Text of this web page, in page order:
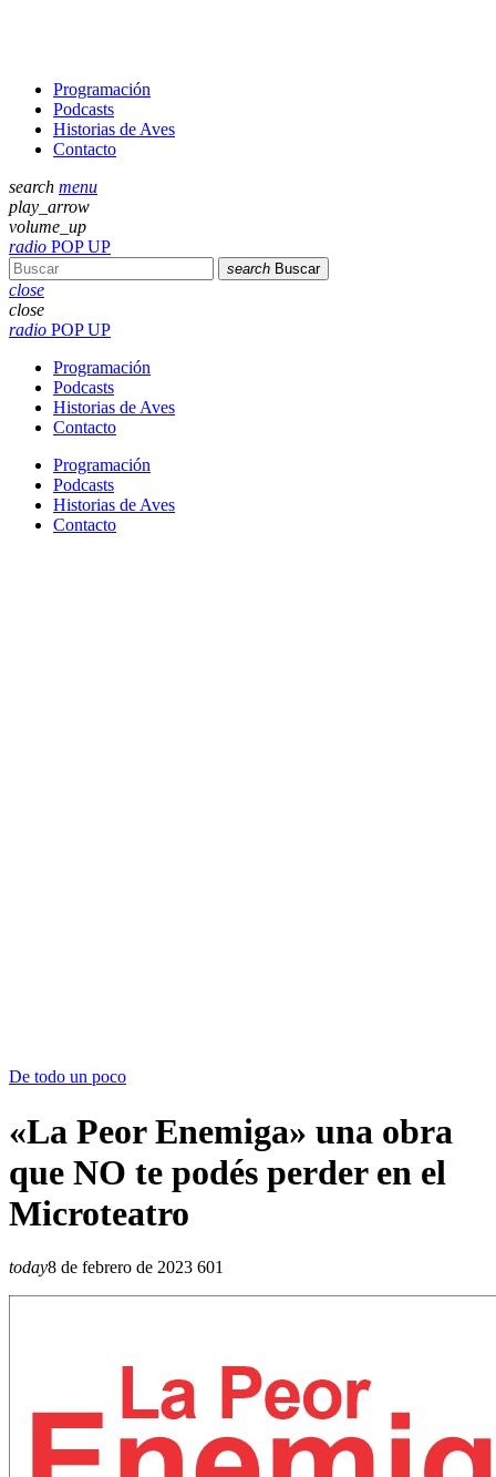
Programación
Podcasts
Historias de Aves
Contacto
search menu
play_arrow
volume_up
radio POP UP
search Buscar
close
close
radio POP UP
Programación
Podcasts
Historias de Aves
Contacto
Programación
Podcasts
Historias de Aves
Contacto
De todo un poco
«La Peor Enemiga» una obra
que NO te podés perder en el
Microteatro
today8 de febrero de 2023 601